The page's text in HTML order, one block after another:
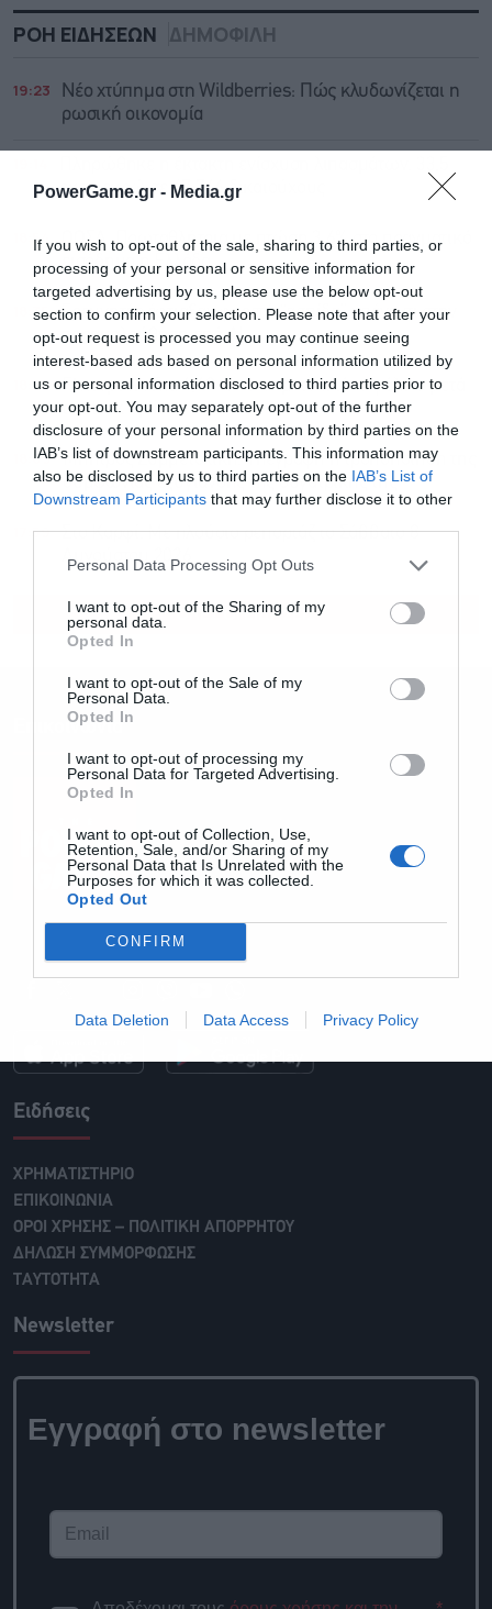
PowerGame.gr - Media.gr
If you wish to opt-out of the sale, sharing to third parties, or
processing of your personal or sensitive information for
targeted advertising by us, please use the below opt-out
section to confirm your selection. Please note that after your
opt-out request is processed you may continue seeing
interest-based ads based on personal information utilized by
us or personal information disclosed to third parties prior to
your opt-out. You may separately opt-out of the further
disclosure of your personal information by third parties on the
IAB’s list of downstream participants. This information may
also be disclosed by us to third parties on the IAB’s List of
Downstream Participants that may further disclose it to other
Personal Data Processing Opt Outs
I want to opt-out of the Sharing of my
personal data.
Opted In
I want to opt-out of the Sale of my
Personal Data.
Opted In
I want to opt-out of processing my
Personal Data for Targeted Advertising.
Opted In
I want to opt-out of Collection, Use,
Retention, Sale, and/or Sharing of my
Personal Data that Is Unrelated with the
Purposes for which it was collected.
Opted Out
CONFIRM
Data Deletion Data Access Privacy Policy
ΡΟΗ ΕΙΔΗΣΕΩΝ ΔΗΜΟΦΙΛΗ
19:23
Νέο χτύπημα στη Wildberries: Πώς κλυδωνίζεται η
ρωσική οικονομία
εκατ. ευρώ σε 67.746 δικαιούχους
18:54
ΟΟΣΑ: Πρωταθλήτρια με πτώση 3,6% στο πραγματικό
εισόδημα η Ελλάδα
18:35 Ερευνητές έφτιαξαν φορετή “ασπίδα” απέναντι στην
παρακολούθηση από AI
18:20
Flexopack: Στα 6,49 εκατ. το μετοχικό κεφάλαιο μετά
το stock option
18:09 Μπήτρος Συμμετοχική: Υπεγράφη η τροποποίηση της
συμφωνίας εξυγίανσης της θυγατρικής της
17:59 Στο Καρφί: Με πλούσιο ρεπορτάζ το Σάββατο 8
Αυγούστου 2026
ΟΛΕΣ ΟΙ ΕΙΔΗΣΕΙΣ
Επικοινωνία
Email: info@powergame.gr
Ειδήσεις
ΧΡΗΜΑΤΙΣΤΗΡΙΟ
ΕΠΙΚΟΙΝΩΝΙΑ
ΟΡΟΙ ΧΡΗΣΗΣ – ΠΟΛΙΤΙΚΗ ΑΠΟΡΡΗΤΟΥ
ΔΗΛΩΣΗ ΣΥΜΜΟΡΦΩΣΗΣ
ΤΑΥΤΟΤΗΤΑ
Newsletter
Εγγραφή στο newsletter